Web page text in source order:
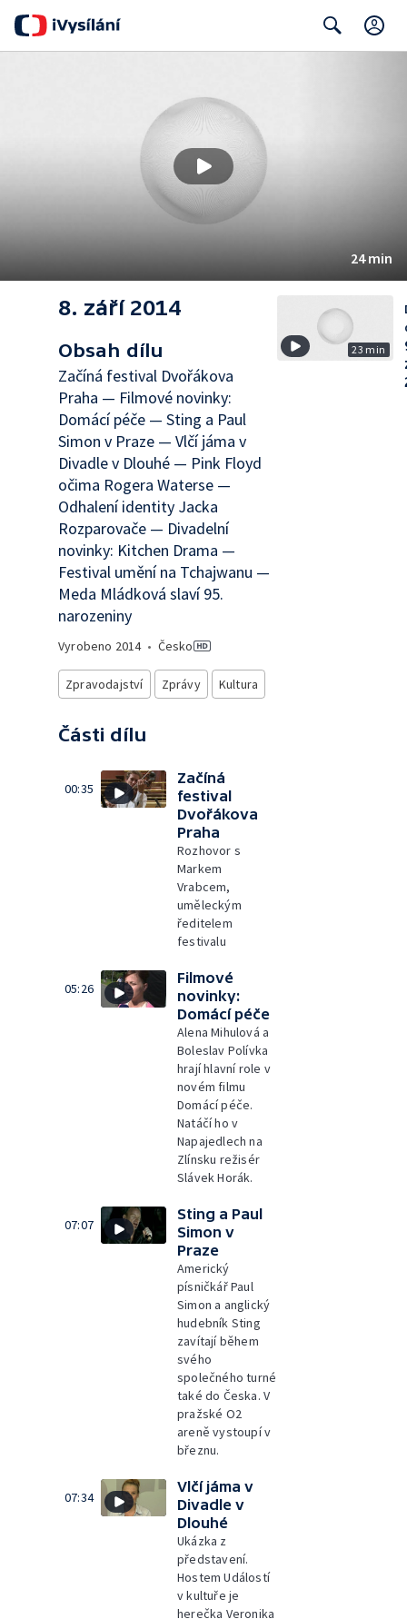
24 min
8. září 2014
Obsah dílu
Začíná festival Dvořákova
Praha — Filmové novinky:
Domácí péče — Sting a Paul
Simon v Praze — Vlčí jáma v
Divadle v Dlouhé — Pink Floyd
očima Rogera Waterse —
Odhalení identity Jacka
Rozparovače — Divadelní
novinky: Kitchen Drama —
Festival umění na Tchajwanu —
Meda Mládková slaví 95.
narozeniny
Vyrobeno 2014• Česko
Zpravodajství Zprávy Kultura
Části dílu
00:35
Začíná
festival
Dvořákova
Praha
Rozhovor s
Markem
Vrabcem,
uměleckým
ředitelem
festivalu
05:26
Filmové
novinky:
Domácí péče
Alena Mihulová a
Boleslav Polívka
hrají hlavní role v
novém filmu
Domácí péče.
Natáčí ho v
Napajedlech na
Zlínsku režisér
Slávek Horák.
07:07
Sting a Paul
Simon v
Praze
Americký
písničkář Paul
Simon a anglický
hudebník Sting
zavítají během
svého
společného turné
také do Česka. V
pražské O2
areně vystoupí v
březnu.
07:34
Vlčí jáma v
Divadle v
Dlouhé
Ukázka z
představení.
Hostem Událostí
v kultuře je
herečka Veronika
23 min